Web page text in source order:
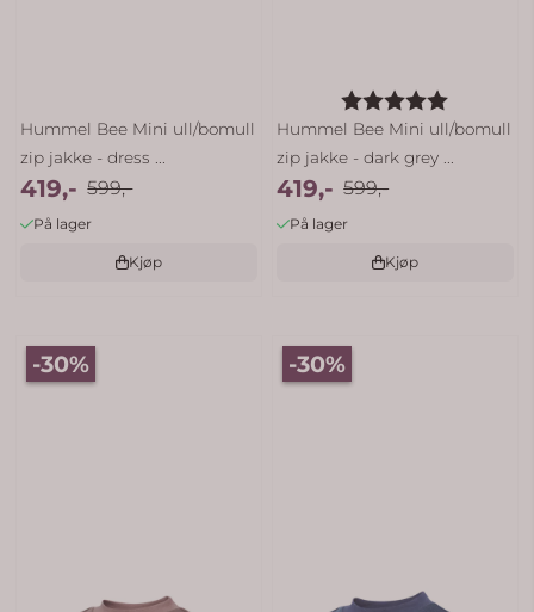
Hummel Bee Mini ull/bomull
zip jakke - dress ...
419,- 599,-
På lager
Kjøp
Karakter:
Hummel Bee Mini ull/bomull
zip jakke - dark grey ...
419,- 599,-
På lager
Kjøp
-30% -30%